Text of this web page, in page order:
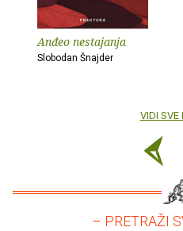
Anđeo nestajanja
Slobodan Šnajder
VIDI SVE
– PRETRAŽI